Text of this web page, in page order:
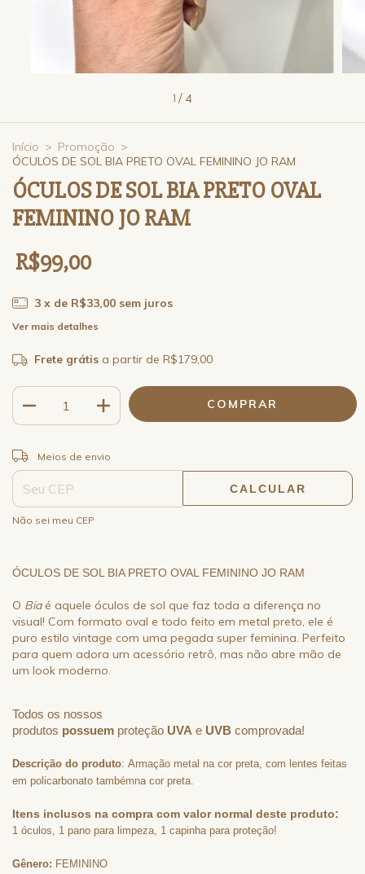
1 / 4
Início > Promoção >
ÓCULOS DE SOL BIA PRETO OVAL FEMININO JO RAM
ÓCULOS DE SOL BIA PRETO OVAL
FEMININO JO RAM
R$99,00
3 x de R$33,00 sem juros
Ver mais detalhes
Frete grátis a partir de R$179,00
Entregas para o CEP:
Meios de envio
CALCULAR
Não sei meu CEP
ÓCULOS DE SOL BIA PRETO OVAL FEMININO JO RAM
O Biaé aquele óculos de sol que faz toda a diferença no
visual! Com formato oval e todo feito em metal preto, ele é
puro estilo vintage com uma pegada super feminina. Perfeito
para quem adora um acessório retrô, mas não abre mão de
um look moderno.
Todos os nossos
produtos possuem proteção UVA e UVB comprovada!
Descrição do produto: Armação metal na cor preta, com lentes feitas
em policarbonato tambémna cor preta.
Itens inclusos na compra com valor normal deste produto:
1 óculos, 1 pano para limpeza, 1 capinha para proteção!
Gênero: FEMININO